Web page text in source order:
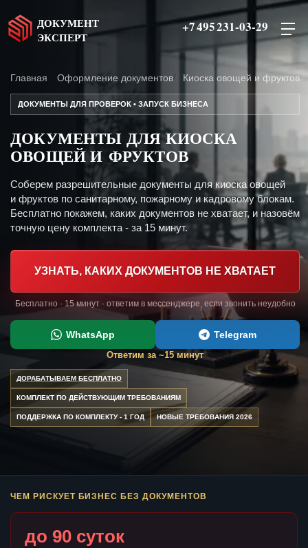
ДОКУМЕНТ
ЭКСПЕРТ
+7 495 231-03-29
Главная Оформление документов Киоска овощей и фруктов
ДОКУМЕНТЫ ДЛЯ ПРОВЕРОК • ЗАПУСК БИЗНЕСА
ДОКУМЕНТЫ ДЛЯ КИОСКА
ОВОЩЕЙ И ФРУКТОВ
Соберем разрешительные документы для киоска овощей
и фруктов по санитарному, пожарному и кадровому блокам.
Бесплатно покажем, каких документов не хватает, и назовём
точную цену комплекта - за 15 минут.
УЗНАТЬ, КАКИХ ДОКУМЕНТОВ НЕ ХВАТАЕТ
Бесплатно · 15 минут · ответим в мессенджере, если звонить неудобно
WhatsApp Telegram
Ответим за ~15 минут
ДОРАБАТЫВАЕМ БЕСПЛАТНО
КОМПЛЕКТ ПО ДЕЙСТВУЮЩИМ ТРЕБОВАНИЯМ
ПОДДЕРЖКА ПО КОМПЛЕКТУ - 1 ГОД НОВЫЕ ТРЕБОВАНИЯ 2026
ЧЕМ РИСКУЕТ БИЗНЕС БЕЗ ДОКУМЕНТОВ
до 90 суток